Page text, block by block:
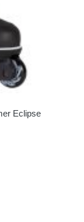
Eclipse